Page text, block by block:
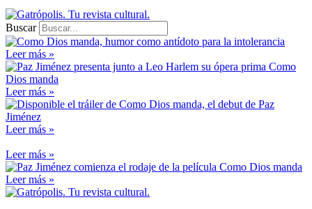
Buscar
Leer más »
Leer más »
Leer más »
Leer más »
Leer más »